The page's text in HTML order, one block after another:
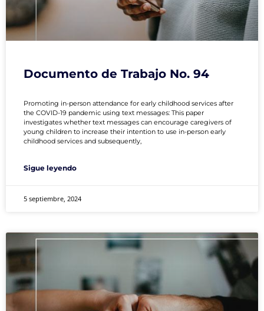
Documento de Trabajo No. 94
Promoting in-person attendance for early childhood services after
the COVID-19 pandemic using text messages: This paper
investigates whether text messages can encourage caregivers of
young children to increase their intention to use in-person early
childhood services and subsequently,
Sigue leyendo
5 septiembre, 2024